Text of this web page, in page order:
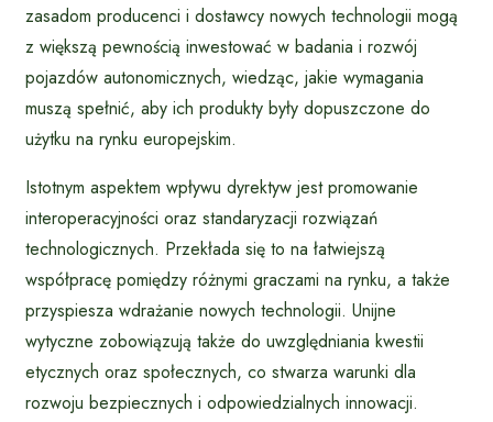
zasadom producenci i dostawcy nowych technologii mogą
z większą pewnością inwestować w badania i rozwój
pojazdów autonomicznych, wiedząc, jakie wymagania
muszą spełnić, aby ich produkty były dopuszczone do
użytku na rynku europejskim.
Istotnym aspektem wpływu dyrektyw jest promowanie
interoperacyjności oraz standaryzacji rozwiązań
technologicznych. Przekłada się to na łatwiejszą
współpracę pomiędzy różnymi graczami na rynku, a także
przyspiesza wdrażanie nowych technologii. Unijne
wytyczne zobowiązują także do uwzględniania kwestii
etycznych oraz społecznych, co stwarza warunki dla
rozwoju bezpiecznych i odpowiedzialnych innowacji.